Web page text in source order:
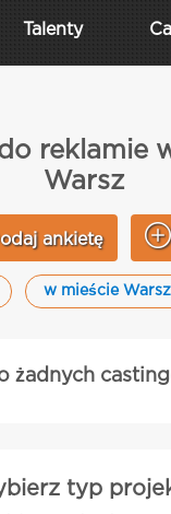
Talenty
reklamie
Warsz
ankietę
w mieście Warsz
żadnych
typ